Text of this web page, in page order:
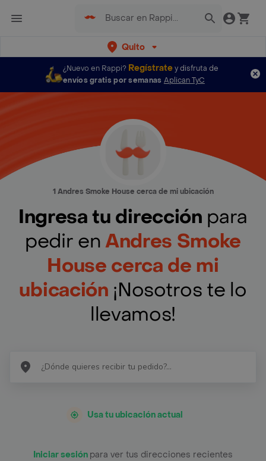
Quito
¿Nuevo en Rappi? Regístratey disfruta de
envíos gratis por semanas Aplican TyC
1 Andres Smoke House cerca de mi ubicación
Ingresa tu dirección para
pedir enAndres Smoke
House cerca de mi
ubicación ¡Nosotros te lo
llevamos!
Usa tu ubicación actual
Iniciar sesión para ver tus direcciones recientes